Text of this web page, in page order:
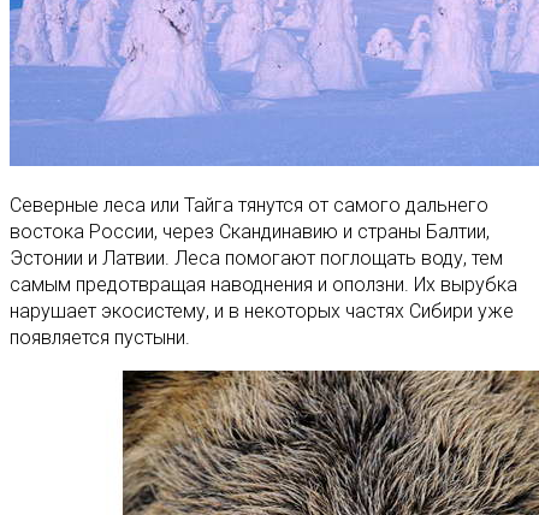
Северные леса или Тайга тянутся от самого дальнего
востока России, через Скандинавию и страны Балтии,
Эстонии и Латвии. Леса помогают поглощать воду, тем
самым предотвращая наводнения и оползни. Их вырубка
нарушает экосистему, и в некоторых частях Сибири уже
появляется пустыни.